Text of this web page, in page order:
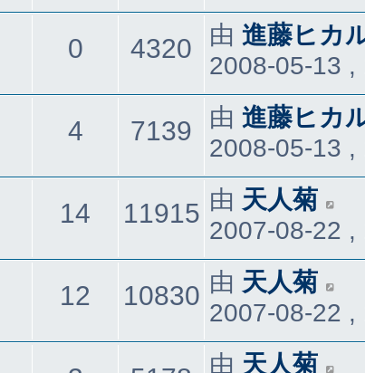
看
發
表
0回
4320 觀
看
最
後
發
表
由 進藤ヒカ
2008-05-13 ,
4回
7139 觀
看
最
後
發
表
由 進藤ヒカ
2008-05-13 ,
14 11915觀
看
最
後
發
表
由 天人菊
2007-08-22 ,
12 10830觀
看
最
後
發
由 天人菊
2007-08-22 ,
最
由 天人菊